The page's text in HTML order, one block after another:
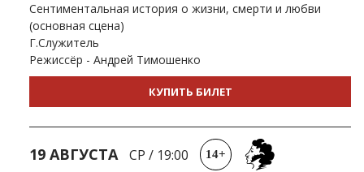
Сентиментальная история о жизни, смерти и любви
(основная сцена)
Г.Служитель
Режиссёр - Андрей Тимошенко
КУПИТЬ БИЛЕТ
19 АВГУСТА СР / 19:00 14+